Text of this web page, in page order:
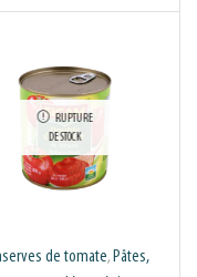
RUPTURE
DE STOCK
de tomate, Pâtes,